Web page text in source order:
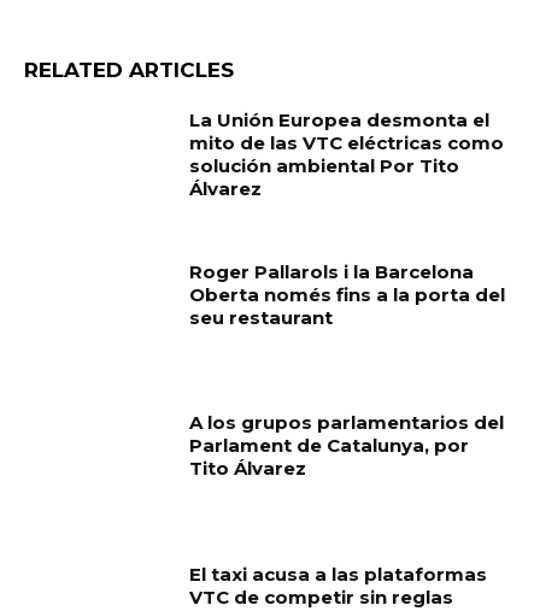
RELATED ARTICLES
La Unión Europea desmonta el
mito de las VTC eléctricas como
solución ambiental Por Tito
Álvarez
Roger Pallarols i la Barcelona
Oberta només fins a la porta del
seu restaurant
A los grupos parlamentarios del
Parlament de Catalunya, por
Tito Álvarez
El taxi acusa a las plataformas
VTC de competir sin reglas